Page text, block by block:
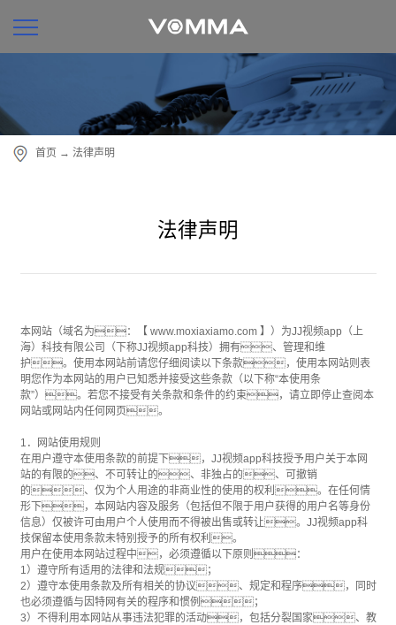
首页 → 法律声明
法律声明
本网站（域名为：【 www.moxiaxiamo.com 】）为JJ视频app（上
海）科技有限公司（下称JJ视频app科技）拥有、管理和维
护。使用本网站前请您仔细阅读以下条款，使用本网站则表
明您作为本网站的用户已知悉并接受这些条款（以下称“本使用条
款”）。若您不接受有关条款和条件的约束，请立即停止查阅本
网站或网站内任何网页。
1．网站使用规则
在用户遵守本使用条款的前提下，JJ视频app科技授予用户关于本网
站的有限的、不可转让的、非独占的、可撤销
的、仅为个人用途的非商业性的使用的权利。在任何情
形下，本网站内容及服务（包括但不限于用户获得的用户名等身份
信息）仅被许可由用户个人使用而不得被出售或转让。JJ视频app科
技保留本使用条款未特别授予的所有权利。
用户在使用本网站过程中，必须遵循以下原则：
1）遵守所有适用的法律和法规；
2）遵守本使用条款及所有相关的协议、规定和程序，同时
也必须遵循与因特网有关的程序和惯例；
3）不得利用本网站从事违法犯罪的活动，包括分裂国家、教